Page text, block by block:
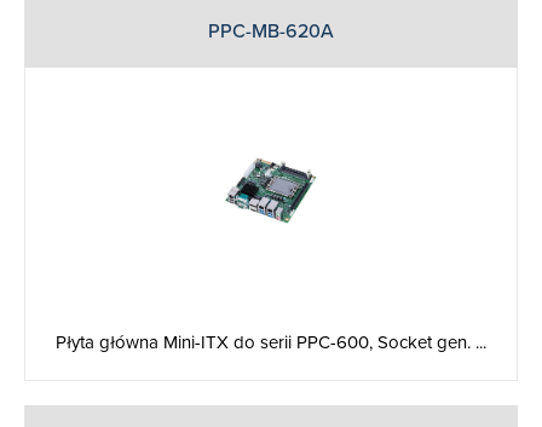
PPC-MB-620A
Płyta główna Mini-ITX do serii PPC-600, Socket gen. ...